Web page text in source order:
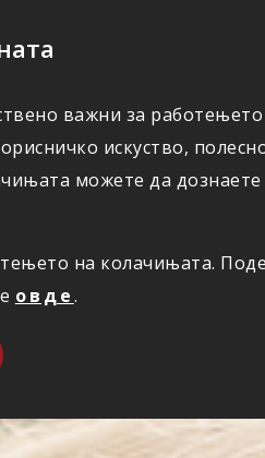
важни за работењето
искуство,
можете да дознаете
на колачињата.
овде.